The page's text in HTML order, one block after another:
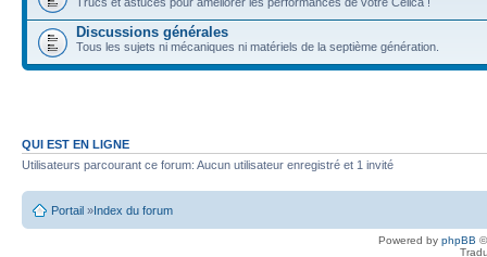
Discussions générales
Tous les sujets ni mécaniques ni matériels de la septième génération.
QUI EST EN LIGNE
Utilisateurs parcourant ce forum: Aucun utilisateur enregistré et 1 invité
Portail »Index du forum
Powered by phpBB